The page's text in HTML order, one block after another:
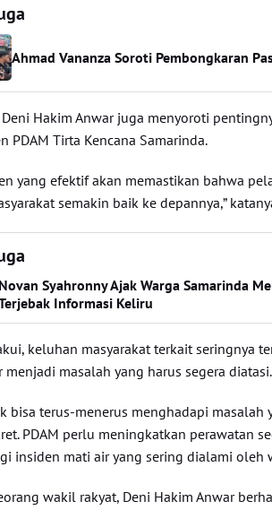
Ahmad Vananza Soroti Pembongkaran
Hakim Anwar juga menyoroti
PDAM Tirta Kencana Samarinda.
yang efektif akan memastikan bahwa
semakin baik ke depannya,”
Syahronny Ajak Warga Samarinda
Informasi Keliru
keluhan masyarakat terkait seringnya
menjadi masalah yang harus segera diatasi.
bisa terus-menerus menghadapi masalah
PDAM perlu meningkatkan perawatan
insiden mati air yang sering dialami oleh
wakil rakyat, Deni Hakim Anwar